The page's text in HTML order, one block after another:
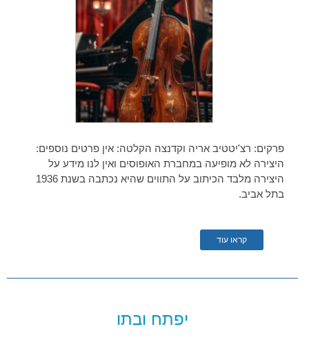
פרקים: רצ'יטטיב אריה וקדנצה הקלטה: אין פרטים נוספים:
היצירה לא מופיעה במחברת האופוסים ואין לנו מידע על
היצירה מלבד הכיתוב על התווים שהיא נכתבה בשנת 1936
בתל אביב.
קראו עוד
יפתח ובתו